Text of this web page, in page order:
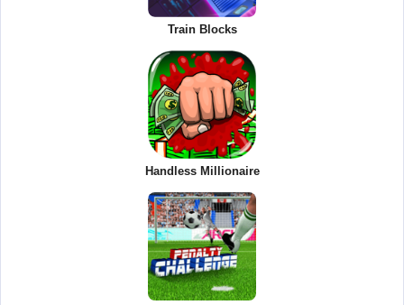
Train Blocks
Handless Millionaire